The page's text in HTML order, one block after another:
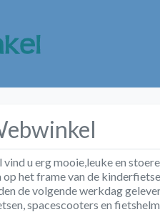
u erg mooie,leuke en
het frame van de
de volgende werkdag
spacescooters en